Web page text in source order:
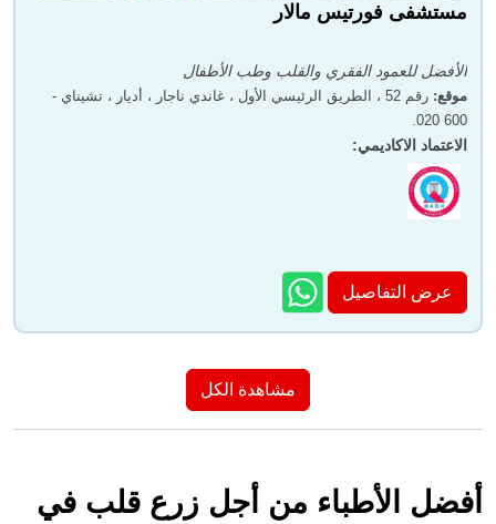
مستشفى فورتيس مالار
الأفضل للعمود الفقري والقلب وطب الأطفال
موقع:
رقم 52 ، الطريق الرئيسي الأول ، غاندي ناجار ، أديار ، تشيناي -
600 020.
الاعتماد الاكاديمي:
عرض التفاصيل
مشاهدة الكل
أفضل الأطباء من أجل زرع قلب في